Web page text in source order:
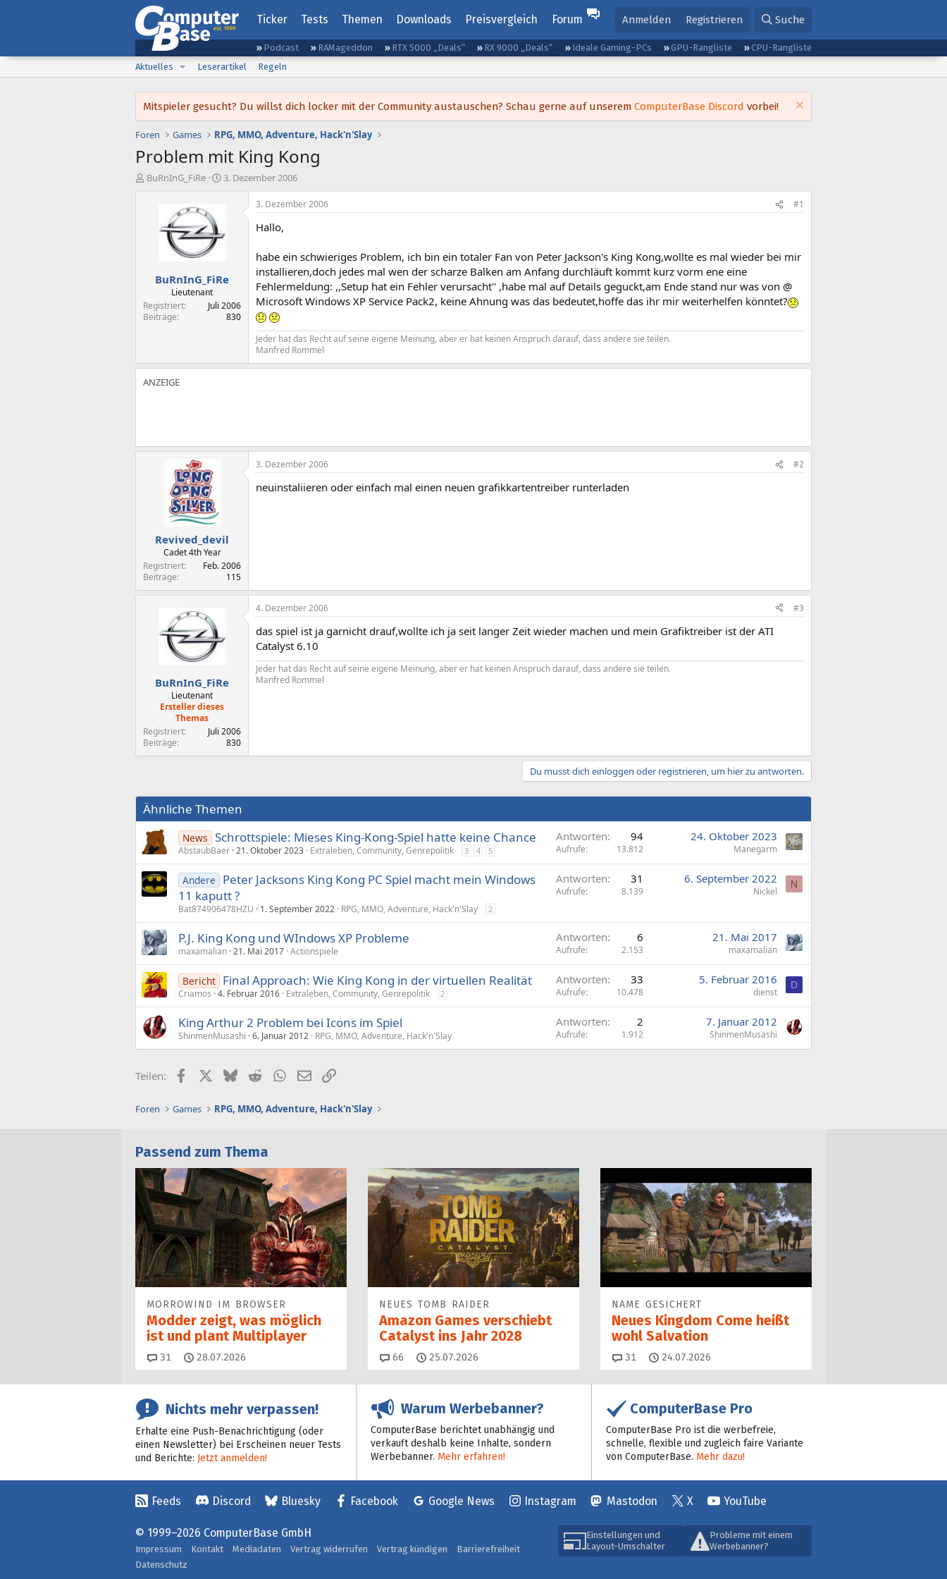
Ticker Tests Themen Downloads Preisvergleich Forum Anmelden Registrieren Suche
Podcast RAMageddon RTX 5000 „Deals“ RX 9000 „Deals“ Ideale Gaming-PCs GPU-Rangliste
CPU-Rangliste
Aktuelles
Leserartikel Regeln
Mitspieler gesucht? Du willst dich locker mit der Community austauschen? Schau gerne auf unserem ComputerBase Discord vorbei!
Foren Games RPG, MMO, Adventure, Hack'n'Slay
Problem mit King Kong
E
BuRnInG_FiRe
E
l
a
3. Dezember 2006
BuRnInG_FiRe
Lieutenant
Registriert
Juli 2006
Beiträge
830
3. Dezember 2006 #1
Hallo,
habe ein schwieriges Problem, ich bin ein totaler Fan von Peter Jackson's King Kong,wollte es mal wieder bei mir
installieren,doch jedes mal wen der scharze Balken am Anfang durchläuft kommt kurz vorm ene eine
Fehlermeldung: ,,Setup hat ein Fehler verursacht'' ,habe mal auf Details geguckt,am Ende stand nur was von @
Microsoft Windows XP Service Pack2, keine Ahnung was das bedeutet,hoffe das ihr mir weiterhelfen könntet?
Jeder hat das Recht auf seine eigene Meinung, aber er hat keinen Anspruch darauf, dass andere sie teilen.
Manfred Rommel
Revived_devil
Cadet 4th Year
Registriert
Feb. 2006
Beiträge
115
3. Dezember 2006 #2
neuinstaliieren oder einfach mal einen neuen grafikkartentreiber runterladen
BuRnInG_FiRe
Lieutenant
Ersteller dieses
Themas
Registriert
Juli 2006
Beiträge
830
4. Dezember 2006 #3
das spiel ist ja garnicht drauf,wollte ich ja seit langer Zeit wieder machen und mein Grafiktreiber ist der ATI
Catalyst 6.10
Jeder hat das Recht auf seine eigene Meinung, aber er hat keinen Anspruch darauf, dass andere sie teilen.
Manfred Rommel
Du musst dich einloggen oder registrieren, um hier zu antworten.
Ähnliche Themen
News Schrottspiele: Mieses King-Kong-Spiel hatte keine Chance
AbstaubBaer 21. Oktober 2023 Extraleben, Community, Genrepolitik 3 4 5
Antworten 94
Aufrufe 13.812
24. Oktober 2023
Manegarm
Andere
Peter Jacksons King Kong PC Spiel macht mein Windows
11 kaputt ?
Bat874906478HZU 1. September 2022 RPG, MMO, Adventure, Hack'n'Slay 2
Antworten 31
Aufrufe 8.139
6. September 2022
Nickel
N
P.J. King Kong und WIndows XP Probleme
maxamalian 21. Mai 2017 Actionspiele
Antworten 6
Aufrufe 2.153
21. Mai 2017
maxamalian
Bericht Final Approach: Wie King Kong in der virtuellen Realität
Criamos 4. Februar 2016 Extraleben, Community, Genrepolitik 2
Antworten 33
Aufrufe 10.478
5. Februar 2016
dienst
D
King Arthur 2 Problem bei Icons im Spiel
ShinmenMusashi 6. Januar 2012 RPG, MMO, Adventure, Hack'n'Slay
Antworten 2
Aufrufe 1.912
7. Januar 2012
ShinmenMusashi
Teilen: FacebookX (Twitter)
BlueskyRedditWhatsApp
E-MailLink
Foren Games RPG, MMO, Adventure, Hack'n'Slay
Passend zum Thema
MORROWIND IM BROWSER
Modder zeigt, was möglich
ist und plant Multiplayer
31 Kommentare
28.07.2026
NEUES TOMB RAIDER
Amazon Games verschiebt
Catalyst ins Jahr 2028
66 Kommentare
25.07.2026
NAME GESICHERT
Neues Kingdom Come heißt
wohl Salvation
31 Kommentare
24.07.2026
Nichts mehr verpassen!
Erhalte eine Push-Benachrichtigung (oder
einen Newsletter) bei Erscheinen neuer Tests
und Berichte: Jetzt anmelden!
Warum Werbebanner?
ComputerBase berichtet unabhängig und
verkauft deshalb keine Inhalte, sondern
Werbebanner. Mehr erfahren!
ComputerBase Pro
ComputerBase Pro ist die werbefreie,
schnelle, flexible und zugleich faire Variante
von ComputerBase. Mehr dazu!
Feeds Discord Bluesky Facebook Google News Instagram Mastodon X YouTube
Einstellungen und
Layout-Umschalter
Probleme mit einem
Werbebanner?
© 1999–2026 ComputerBase GmbH
Impressum Kontakt Mediadaten Vertrag widerrufen Vertrag kündigen
Barrierefreiheit
Datenschutz